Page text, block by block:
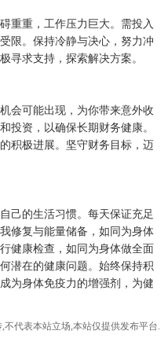
重重，工作压力巨大。需投入
限。保持冷静与决心，努力冲
寻求支持，探索解决方案。
会可能出现，为你带来意外收
投资，以确保长期财务健康。
积极进展。坚守财务目标，迈
己的生活习惯。每天保证充足
修复与能量储备，如同为身体
健康检查，如同为身体做全面
潜在的健康问题。始终保持积
为身体免疫力的增强剂，为健
,不代表本站立场,本站仅提供发布平台.